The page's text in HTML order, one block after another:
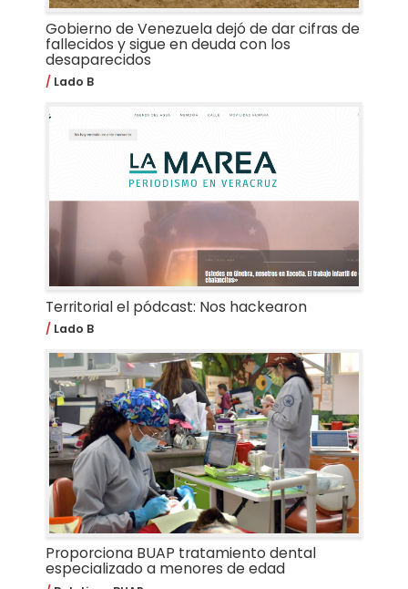
Gobierno de Venezuela dejó de dar cifras de
fallecidos y sigue en deuda con los
desaparecidos
Lado B
Territorial el pódcast: Nos hackearon
Lado B
Proporciona BUAP tratamiento dental
especializado a menores de edad